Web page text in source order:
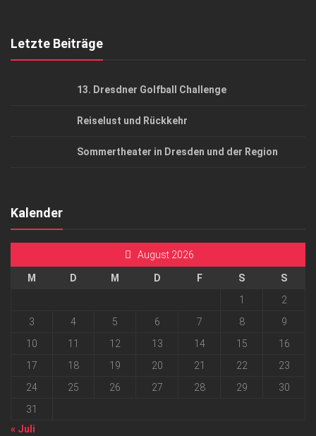
Letzte Beiträge
13. Dresdner Golfball Challenge
Reiselust und Rückkehr
Sommertheater in Dresden und der Region
Kalender
August 2026
M D M D F S
S
1
2
3
4 5 6 7 8
9
10
11 12 13 14 15
16
17
18 19 20 21 22
23
24
25 26 27 28 29
30
31
« Juli